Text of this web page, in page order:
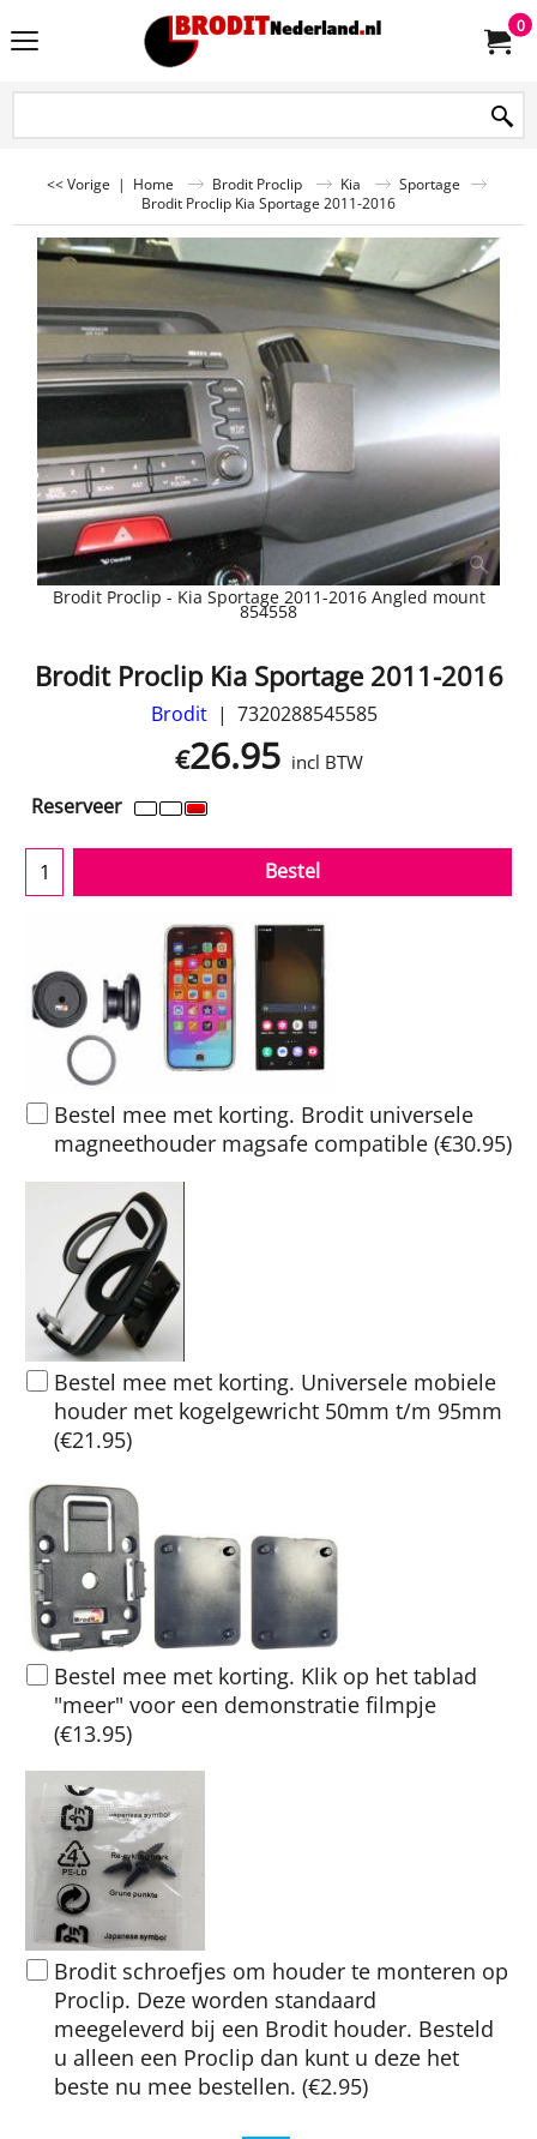
0
<< Vorige | Home Brodit Proclip Kia
Sportage
Brodit Proclip Kia Sportage 2011-2016
Brodit Proclip - Kia Sportage 2011-2016 Angled mount
854558
Brodit Proclip Kia Sportage 2011-2016
Brodit 7320288545585
€26.95 incl BTW
Reserveer
Bestel
Bestel mee met korting. Brodit universele
magneethouder magsafe compatible (€30.95)
Bestel mee met korting. Universele mobiele
houder met kogelgewricht 50mm t/m 95mm
(€21.95)
Bestel mee met korting. Klik op het tablad
"meer" voor een demonstratie filmpje
(€13.95)
Brodit schroefjes om houder te monteren op
Proclip. Deze worden standaard
meegeleverd bij een Brodit houder. Besteld
u alleen een Proclip dan kunt u deze het
beste nu mee bestellen. (€2.95)